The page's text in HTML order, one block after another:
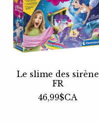
Le slime des sirène
FR
46,99$CA